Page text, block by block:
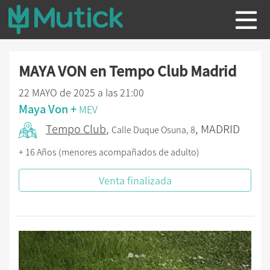
MAYA VON en Tempo Club Madrid
22 MAYO de 2025 a las 21:00
Maya Von + MEV
Tempo Club, Calle Duque Osuna, 8, MADRID
+ 16 Años (menores acompañados de adulto)
Venta finalizada